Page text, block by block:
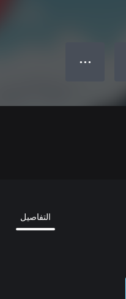
● ● ●
التفاصيل